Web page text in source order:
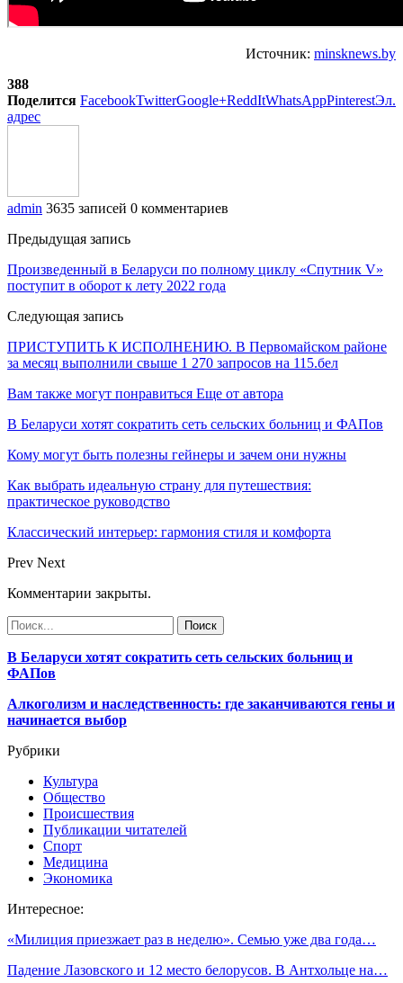
Источник: minsknews.by
388
Поделится FacebookTwitterGoogle+ReddItWhatsAppPinterestЭл.
адрес
admin 3635 записей 0 комментариев
Предыдущая запись
Произведенный в Беларуси по полному циклу «Спутник V»
поступит в оборот к лету 2022 года
Следующая запись
ПРИСТУПИТЬ К ИСПОЛНЕНИЮ. В Первомайском районе
за месяц выполнили свыше 1 270 запросов на 115.бел
Вам также могут понравиться Еще от автора
В Беларуси хотят сократить сеть сельских больниц и ФАПов
Кому могут быть полезны гейнеры и зачем они нужны
Как выбрать идеальную страну для путешествия:
практическое руководство
Классический интерьер: гармония стиля и комфорта
Prev Next
Комментарии закрыты.
В Беларуси хотят сократить сеть сельских больниц и
ФАПов
Алкоголизм и наследственность: где заканчиваются гены и
начинается выбор
Рубрики
Культура
Общество
Происшествия
Публикации читателей
Спорт
Медицина
Экономика
Интересное:
«Милиция приезжает раз в неделю». Семью уже два года…
Падение Лазовского и 12 место белорусов. В Антхольце на…